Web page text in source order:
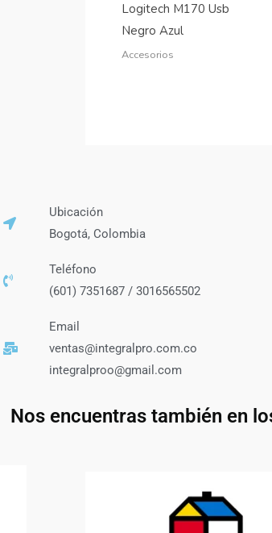
Logitech M170 Usb
Negro Azul
Accesorios
Ubicación
Bogotá, Colombia
Teléfono
(601) 7351687 / 3016565502
Email
ventas@integralpro.com.co
integralproo@gmail.com
Nos encuentras también en